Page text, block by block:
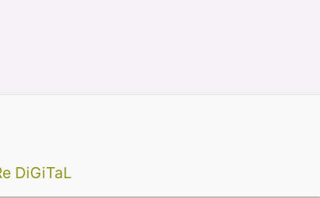
DiGiTaL